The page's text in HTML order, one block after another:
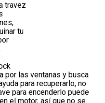
travez
tu
por las ventanas y busca
para recuperarlo, no
para encenderlo puede
el motor, así que no se